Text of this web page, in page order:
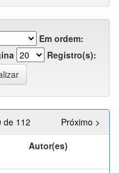
Em ordem:
Registro(s):
de 112
Próximo >
Autor(es)